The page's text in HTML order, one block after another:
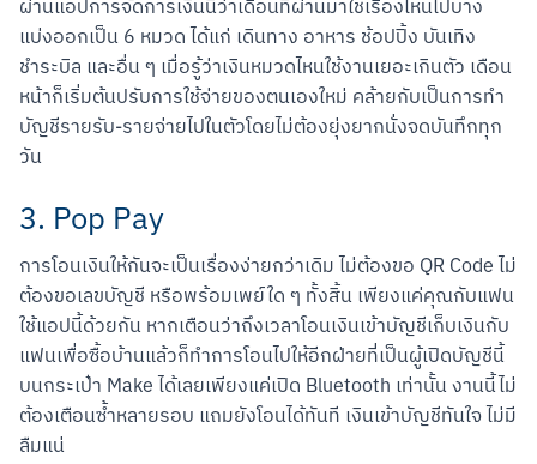
ผ่านแอปการจัดการเงินนี้ว่าเดือนที่ผ่านมาใช้เรื่องไหนไปบ้าง
แบ่งออกเป็น 6 หมวด ได้แก่ เดินทาง อาหาร ช้อปปิ้ง บันเทิง
ชำระบิล และอื่น ๆ เมื่อรู้ว่าเงินหมวดไหนใช้งานเยอะเกินตัว เดือน
หน้าก็เริ่มต้นปรับการใช้จ่ายของตนเองใหม่ คล้ายกับเป็นการทำ
บัญชีรายรับ-รายจ่ายไปในตัวโดยไม่ต้องยุ่งยากนั่งจดบันทึกทุก
วัน
3. Pop Pay
การโอนเงินให้กันจะเป็นเรื่องง่ายกว่าเดิม ไม่ต้องขอ QR Code ไม่
ต้องขอเลขบัญชี หรือพร้อมเพย์ใด ๆ ทั้งสิ้น เพียงแค่คุณกับแฟน
ใช้แอปนี้ด้วยกัน หากเตือนว่าถึงเวลาโอนเงินเข้าบัญชีเก็บเงินกับ
แฟนเพื่อซื้อบ้านแล้วก็ทำการโอนไปให้อีกฝ่ายที่เป็นผู้เปิดบัญชีนี้
บนกระเป๋า Make ได้เลยเพียงแค่เปิด Bluetooth เท่านั้น งานนี้ไม่
ต้องเตือนซ้ำหลายรอบ แถมยังโอนได้ทันที เงินเข้าบัญชีทันใจ ไม่มี
ลืมแน่